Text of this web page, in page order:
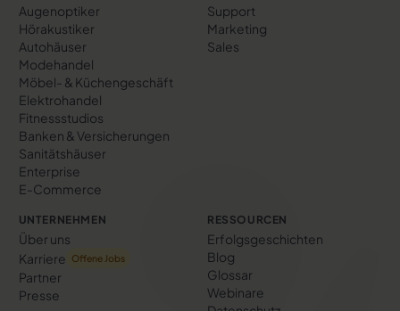
Augenoptiker
Hörakustiker
Autohäuser
Modehandel
Möbel- & Küchengeschäft
Elektrohandel
Fitnessstudios
Banken & Versicherungen
Sanitätshäuser
Enterprise
E-Commerce
Support
Marketing
Sales
UNTERNEHMEN
Über uns
Karriere
Offene Jobs
Partner
Presse
RESSOURCEN
Erfolgs­geschichten
Blog
Glossar
Webinare